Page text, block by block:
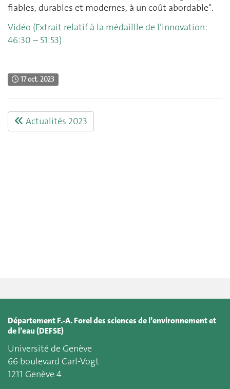
fiables, durables et modernes, à un coût abordable".
Vidéo (Extrait relatif à la médaillle de l’innovation:
46:30 – 51:53)
17 oct. 2023
Actualités 2023
Département F.-A. Forel des sciences de l’environnement et
de l’eau (DEFSE)
Université de Genève
66 boulevard Carl-Vogt
1211 Genève 4